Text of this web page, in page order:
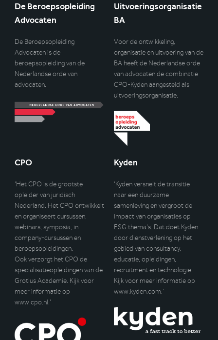
De Beroepsopleiding
Advocaten
De Beroepsopleiding
Advocaten is de
beroepsopleiding van de
Nederlandse orde van
advocaten.
Uitvoeringsorganisatie
BA
Voor de ontwikkeling,
organisatie en uitvoering van de
BA heeft de Nederlandse orde
van advocaten de combinatie
CPO-Kyden aangesteld als
uitvoeringsorganisatie.
CPO
‘Het CPO is de grootste
opleider van juridisch
Nederland. Het CPO ontwikkelt
en organiseert cursussen,
webinars, symposia, in
company-cursussen en
beroepsopleidingen.
Ook verzorgt het CPO de
specialisatieopleidingen van de
Grotius Academie. Kijk voor
meer informatie op
www.cpo.nl.’
Kyden
‘Kyden versnelt de transitie
naar een duurzame
samenleving en vergroot de
impact van organisaties op
ESG thema’s. Dat doet Kyden
door dienstverlening op het
gebied van consultancy,
educatie, opleidingen,
recruitment en technologie.
Kijk voor meer informatie op
www.kyden.com.’